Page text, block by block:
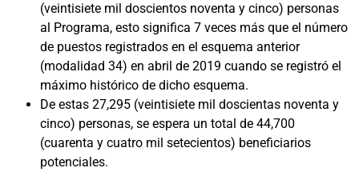
(veintisiete mil doscientos noventa y cinco) personas
al Programa, esto significa 7 veces más que el número
de puestos registrados en el esquema anterior
(modalidad 34) en abril de 2019 cuando se registró el
máximo histórico de dicho esquema.
De estas 27,295 (veintisiete mil doscientas noventa y
cinco) personas, se espera un total de 44,700
(cuarenta y cuatro mil setecientos) beneficiarios
potenciales.